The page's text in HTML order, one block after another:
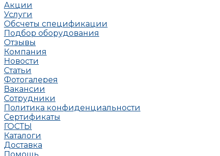
Акции
Услуги
Обсчеты спецификации
Подбор оборудования
Отзывы
Компания
Новости
Статьи
Фотогалерея
Вакансии
Сотрудники
Политика конфиденциальности
Сертификаты
ГОСТЫ
Каталоги
Доставка